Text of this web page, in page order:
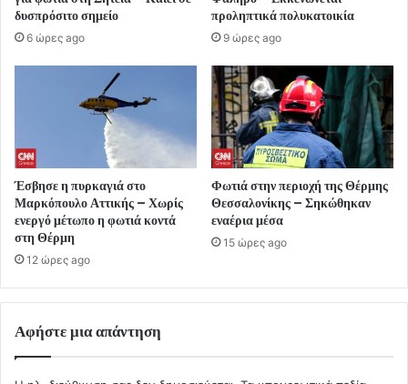
δυσπρόσιτο σημείο
6 ώρες ago
προληπτικά πολυκατοικία
9 ώρες ago
Έσβησε η πυρκαγιά στο
Μαρκόπουλο Αττικής – Χωρίς
ενεργό μέτωπο η φωτιά κοντά
στη Θέρμη
12 ώρες ago
Φωτιά στην περιοχή της Θέρμης
Θεσσαλονίκης – Σηκώθηκαν
εναέρια μέσα
15 ώρες ago
Αφήστε μια απάντηση